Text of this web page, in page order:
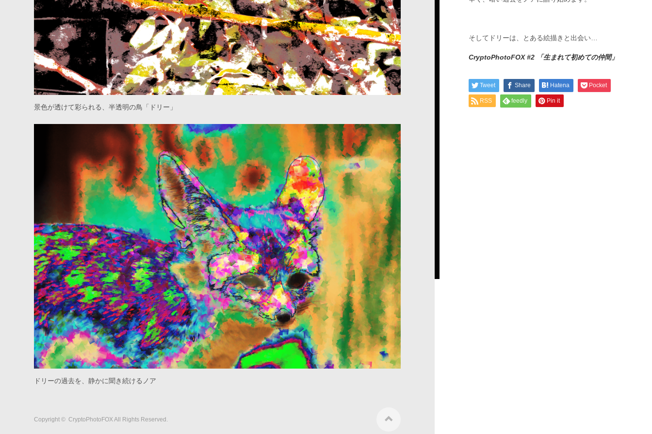
景色が透けて彩られる、半透明の鳥「ドリー」
ドリーの過去を、静かに聞き続けるノア
Copyright © CryptoPhotoFOX All Rights Reserved.
そしてドリーは、とある絵描きと出会い…
CryptoPhotoFOX #2 「生まれて初めての仲間」
Tweet Share Hatena Pocket
RSS feedly Pin it